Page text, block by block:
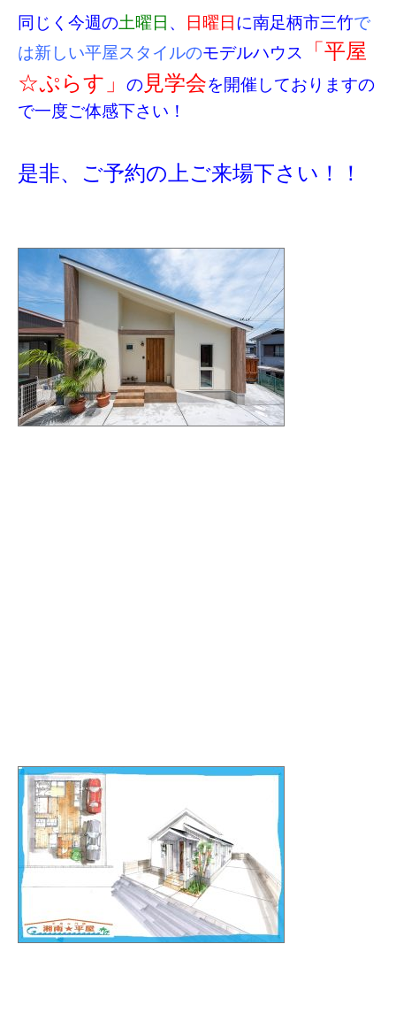
同じく今週の土曜日 、 日曜日 に南足柄市三竹で
は新しい平屋スタイルのモデルハウス
「平屋
☆ぷらす」
の 見学会を開催しておりますの
で一度ご体感下さい！
是非、ご予約の上ご来場下さい！！